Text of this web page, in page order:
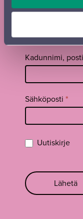
Sukunimi*
Kadunnimi,
Sähköposti *
Uutiskirje
Lähetä